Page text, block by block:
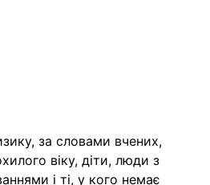
за словами вчених,
віку, діти, люди з
і ті, у кого немає